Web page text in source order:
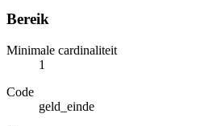
Bereik
Minimale cardinaliteit
1
Code
geld_einde